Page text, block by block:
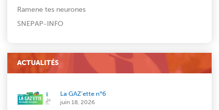
Ramene tes neurones
SNEPAP-INFO
ACTUALITÉS
La GAZ’ette n°6
juin 18, 2026